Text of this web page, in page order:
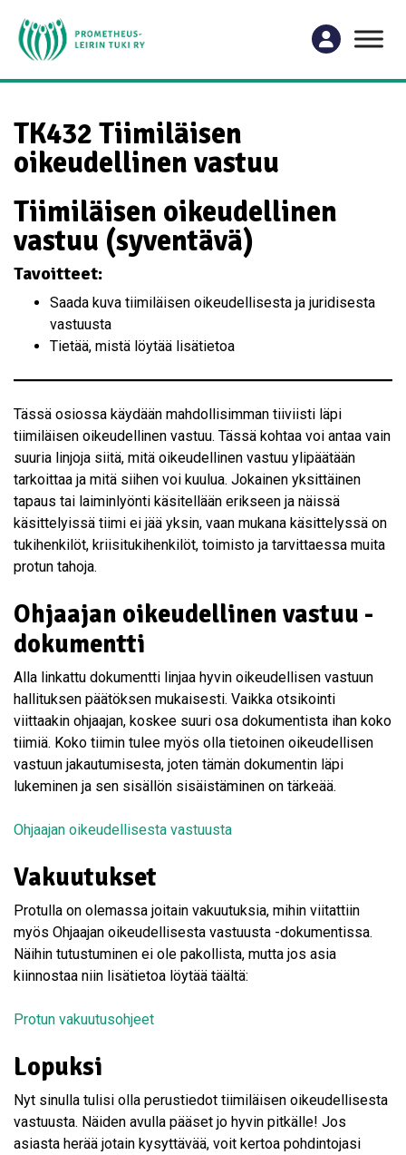
TK432 Tiimiläisen
oikeudellinen vastuu
Tiimiläisen oikeudellinen
vastuu (syventävä)
Tavoitteet:
Saada kuva tiimiläisen oikeudellisesta ja juridisesta
vastuusta
Tietää, mistä löytää lisätietoa
Tässä osiossa käydään mahdollisimman tiiviisti läpi
tiimiläisen oikeudellinen vastuu. Tässä kohtaa voi antaa vain
suuria linjoja siitä, mitä oikeudellinen vastuu ylipäätään
tarkoittaa ja mitä siihen voi kuulua. Jokainen yksittäinen
tapaus tai laiminlyönti käsitellään erikseen ja näissä
käsittelyissä tiimi ei jää yksin, vaan mukana käsittelyssä on
tukihenkilöt, kriisitukihenkilöt, toimisto ja tarvittaessa muita
protun tahoja.
Ohjaajan oikeudellinen vastuu -
dokumentti
Alla linkattu dokumentti linjaa hyvin oikeudellisen vastuun
hallituksen päätöksen mukaisesti. Vaikka otsikointi
viittaakin ohjaajan, koskee suuri osa dokumentista ihan koko
tiimiä. Koko tiimin tulee myös olla tietoinen oikeudellisen
vastuun jakautumisesta, joten tämän dokumentin läpi
lukeminen ja sen sisällön sisäistäminen on tärkeää.
Ohjaajan oikeudellisesta vastuusta
Vakuutukset
Protulla on olemassa joitain vakuutuksia, mihin viitattiin
myös Ohjaajan oikeudellisesta vastuusta -dokumentissa.
Näihin tutustuminen ei ole pakollista, mutta jos asia
kiinnostaa niin lisätietoa löytää täältä:
Protun vakuutusohjeet
Lopuksi
Nyt sinulla tulisi olla perustiedot tiimiläisen oikeudellisesta
vastuusta. Näiden avulla pääset jo hyvin pitkälle! Jos
asiasta herää jotain kysyttävää, voit kertoa pohdintojasi